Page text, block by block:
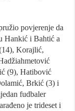
povjerenje da
Hankić i Bahtić a
Korajlić,
(9), Hatibović
Brkić (3) i
fudbaler
je trideset i